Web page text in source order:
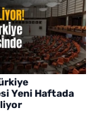
Yeni Haftada